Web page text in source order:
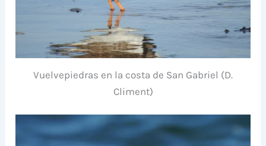
Vuelvepiedras en la costa de San Gabriel (D.
Climent)